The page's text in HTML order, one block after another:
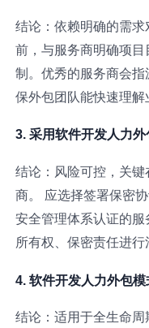
结论：依赖明确的需
前，与服务商明确项
制。优秀的服务商会
保外包团队能快速理解
3. 采用软件开发人力
结论：风险可控，关
商。 应选择签署保密
安全管理体系认证的
所有权、保密责任进行
4. 软件开发人力外包
结论：适用于全生命周